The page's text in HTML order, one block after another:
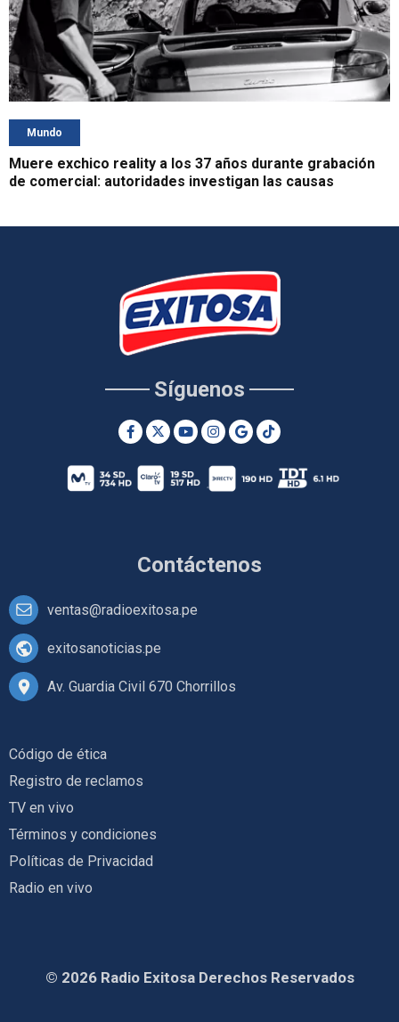
Mundo
Muere exchico reality a los 37 años durante grabación
de comercial: autoridades investigan las causas
Contáctenos
ventas@radioexitosa.pe
exitosanoticias.pe
Av. Guardia Civil 670 Chorrillos
Síguenos
Código de ética
Registro de reclamos
TV en vivo
Términos y condiciones
Políticas de Privacidad
Radio en vivo
© 2026 Radio Exitosa Derechos Reservados